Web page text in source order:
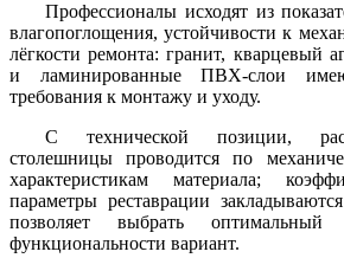
Профессионалы исходят из
влагопоглощения, устойчивости к
лёгкости ремонта: гранит, кварцевый
и ламинированные ПВХ-слои
требования к монтажу и уходу.
С технической позиции,
столешницы проводится по
характеристикам материала;
параметры реставрации
позволяет выбрать
функциональности вариант.